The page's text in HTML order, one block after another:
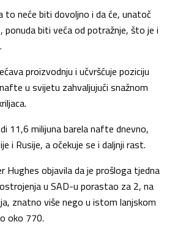
to neće biti dovoljno i da će, unatoč
ponuda biti veća od potražnje, što je i
proizvodnju i učvršćuje poziciju
u svijetu zahvaljujući snažnom
11,6 milijuna barela nafte dnevno,
i Rusije, a očekuje se i daljnji rast.
Hughes objavila da je prošloga tjedna
u SAD-u porastao za 2, na
znatno više nego u istom lanjskom
oko 770.